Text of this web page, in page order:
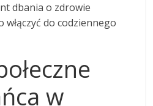
dbania o zdrowie
do codziennego
w